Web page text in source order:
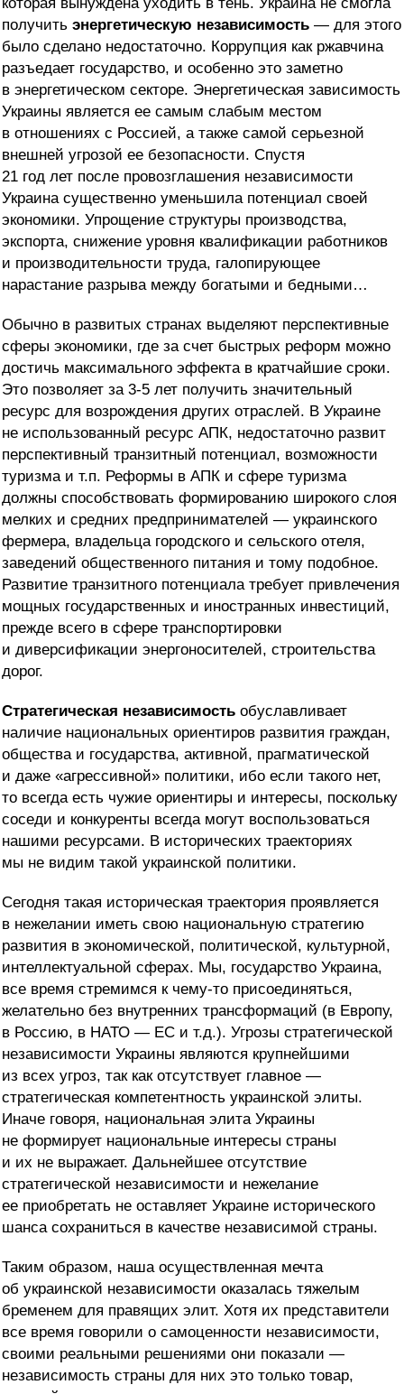
которая вынуждена уходить в тень. Украина не смогла
получить энергетическую независимость — для этого
было сделано недостаточно. Коррупция как ржавчина
разъедает государство, и особенно это заметно
в энергетическом секторе. Энергетическая зависимость
Украины является ее самым слабым местом
в отношениях с Россией, а также самой серьезной
внешней угрозой ее безопасности. Спустя
21 год лет после провозглашения независимости
Украина существенно уменьшила потенциал своей
экономики. Упрощение структуры производства,
экспорта, снижение уровня квалификации работников
и производительности труда, галопирующее
нарастание разрыва между богатыми и бедными…
Обычно в развитых странах выделяют перспективные
сферы экономики, где за счет быстрых реформ можно
достичь максимального эффекта в кратчайшие сроки.
Это позволяет за 3-5 лет получить значительный
ресурс для возрождения других отраслей. В Украине
не использованный ресурс АПК, недостаточно развит
перспективный транзитный потенциал, возможности
туризма и т.п. Реформы в АПК и сфере туризма
должны способствовать формированию широкого слоя
мелких и средних предпринимателей — украинского
фермера, владельца городского и сельского отеля,
заведений общественного питания и тому подобное.
Развитие транзитного потенциала требует привлечения
мощных государственных и иностранных инвестиций,
прежде всего в сфере транспортировки
и диверсификации энергоносителей, строительства
дорог.
Стратегическая независимость обуславливает
наличие национальных ориентиров развития граждан,
общества и государства, активной, прагматической
и даже «агрессивной» политики, ибо если такого нет,
то всегда есть чужие ориентиры и интересы, поскольку
соседи и конкуренты всегда могут воспользоваться
нашими ресурсами. В исторических траекториях
мы не видим такой украинской политики.
Сегодня такая историческая траектория проявляется
в нежелании иметь свою национальную стратегию
развития в экономической, политической, культурной,
интеллектуальной сферах. Мы, государство Украина,
все время стремимся к чему-то присоединяться,
желательно без внутренних трансформаций (в Европу,
в Россию, в НАТО — ЕС и т.д.). Угрозы стратегической
независимости Украины являются крупнейшими
из всех угроз, так как отсутствует главное —
стратегическая компетентность украинской элиты.
Иначе говоря, национальная элита Украины
не формирует национальные интересы страны
и их не выражает. Дальнейшее отсутствие
стратегической независимости и нежелание
ее приобретать не оставляет Украине исторического
шанса сохраниться в качестве независимой страны.
Таким образом, наша осуществленная мечта
об украинской независимости оказалась тяжелым
бременем для правящих элит. Хотя их представители
все время говорили о самоценности независимости,
своими реальными решениями они показали —
независимость страны для них это только товар,